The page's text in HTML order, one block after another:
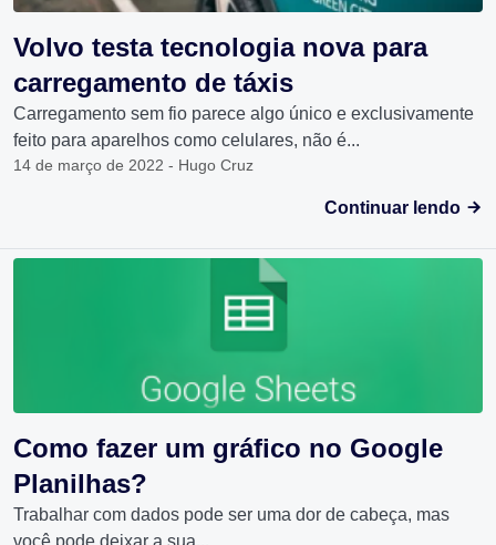
Volvo testa tecnologia nova para
carregamento de táxis
Carregamento sem fio parece algo único e exclusivamente
feito para aparelhos como celulares, não é...
14 de março de 2022 - Hugo Cruz
Continuar lendo
Como fazer um gráfico no Google
Planilhas?
Trabalhar com dados pode ser uma dor de cabeça, mas